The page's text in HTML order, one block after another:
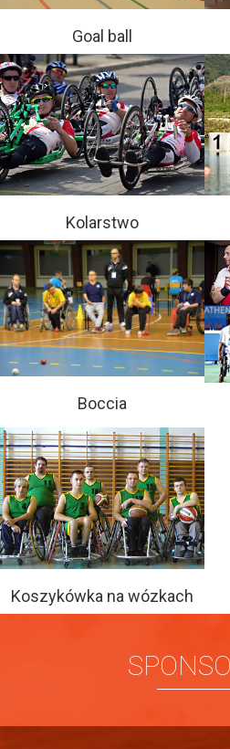
Goal ball
Kolarstwo
Boccia
Koszykówka na wózkach